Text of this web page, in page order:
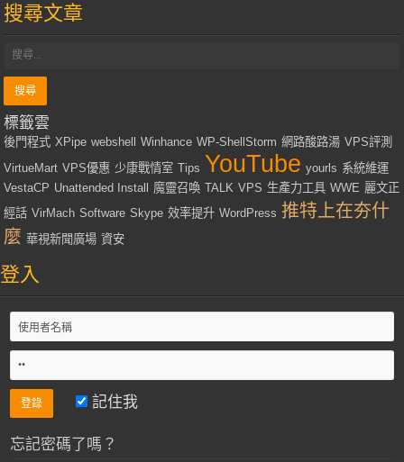
搜尋文章
標籤雲
後門程式 XPipe webshell Winhance WP-ShellStorm 網路酸路湯 VPS評測
VirtueMart VPS優惠 少康戰情室 Tips YouTube yourls 系統維運
VestaCP Unattended Install 魔靈召喚 TALK VPS 生產力工具 WWE 麗文正
經話 VirMach Software Skype 效率提升 WordPress 推特上在夯什
麼 華視新聞廣場 資安
登入
記住我
忘記密碼了嗎？